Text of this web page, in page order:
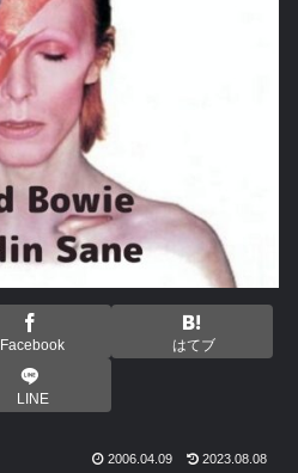
Facebook はてブ
LINE
2006.04.09 2023.08.08